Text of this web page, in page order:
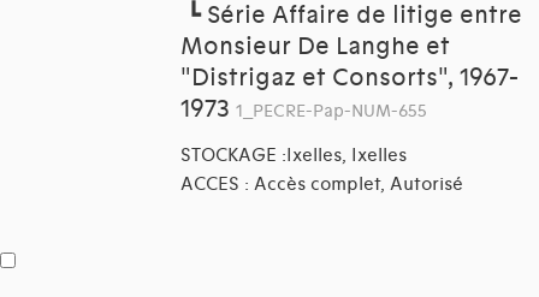
┗ Série Affaire de litige entre
Monsieur De Langhe et
"Distrigaz et Consorts", 1967-
1973 1_PECRE-Pap-NUM-655
STOCKAGE :Ixelles, Ixelles
ACCES : Accès complet, Autorisé